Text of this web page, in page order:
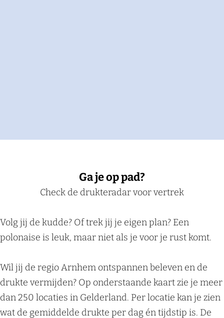
Ga je op pad?
Check de drukteradar voor vertrek
Volg jij de kudde? Of trek jij je eigen plan? Een
polonaise is leuk, maar niet als je voor je rust komt.
Wil jij de regio Arnhem ontspannen beleven en de
drukte vermijden? Op onderstaande kaart zie je meer
dan 250 locaties in Gelderland. Per locatie kan je zien
wat de gemiddelde drukte per dag én tijdstip is. De